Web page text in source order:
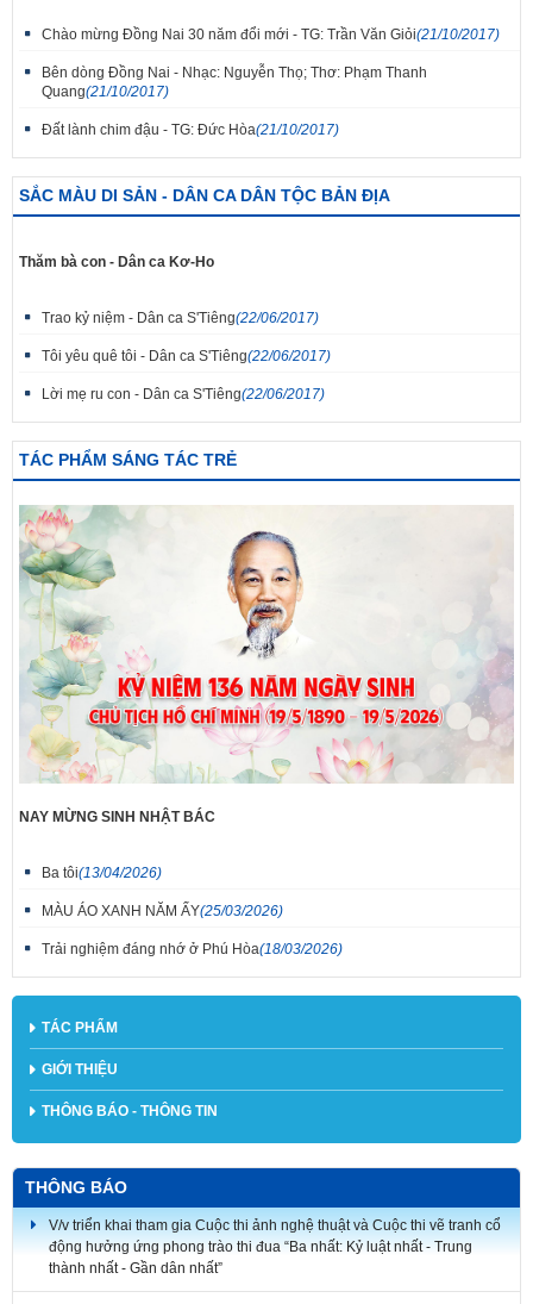
Chào mừng Đồng Nai 30 năm đổi mới - TG: Trần Văn Giỏi(21/10/2017)
Bên dòng Đồng Nai - Nhạc: Nguyễn Thọ; Thơ: Phạm Thanh
Quang(21/10/2017)
Đất lành chim đậu - TG: Đức Hòa(21/10/2017)
SẮC MÀU DI SẢN - DÂN CA DÂN TỘC BẢN ĐỊA
Thăm bà con - Dân ca Kơ-Ho
Trao kỷ niệm - Dân ca S'Tiêng(22/06/2017)
Tôi yêu quê tôi - Dân ca S'Tiêng(22/06/2017)
Lời mẹ ru con - Dân ca S'Tiêng(22/06/2017)
TÁC PHẨM SÁNG TÁC TRẺ
NAY MỪNG SINH NHẬT BÁC
Ba tôi(13/04/2026)
MÀU ÁO XANH NĂM ẤY(25/03/2026)
Trải nghiệm đáng nhớ ở Phú Hòa(18/03/2026)
TÁC PHẨM
GIỚI THIỆU
THÔNG BÁO - THÔNG TIN
THÔNG BÁO
V/v triển khai tham gia Cuộc thi ảnh nghệ thuật và Cuộc thi vẽ tranh cổ
động hưởng ứng phong trào thi đua “Ba nhất: Kỷ luật nhất - Trung
thành nhất - Gần dân nhất”
V/v gia hạn thời gian nhận tác phẩm tham dự Cuộc thi và Triển lãm Mỹ